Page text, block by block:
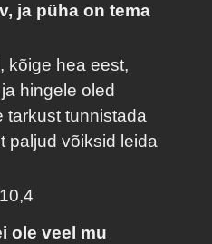
ja püha on tema
kõige hea eest,
hingele oled
tarkust tunnistada
paljud võiksid leida
ole veel mu